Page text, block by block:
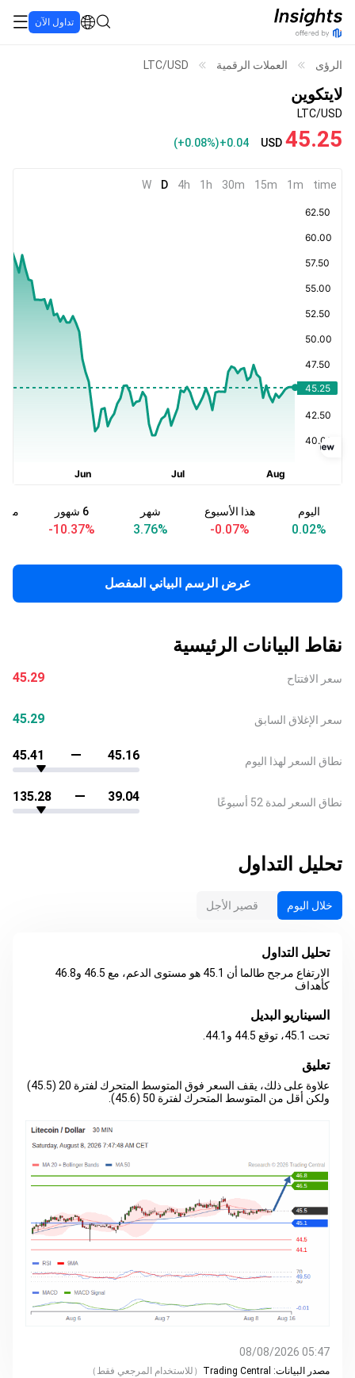
تداول الآن
الرؤى العملات الرقمية LTC/USD
لايتكوين
LTC/USD
45.25
USD
+0.04
(+0.08%)
time
1m
15m
30m
1h
4h
D
W
اليوم
0.02%
هذا الأسبوع
-0.07%
شهر
3.76%
6 شهور
-10.37%
منذ
عرض الرسم البياني المفصل
نقاط البيانات الرئيسية
سعر الافتتاح
سعر الإغلاق السابق
نطاق السعر لهذا اليوم
نطاق السعر لمدة 52 أسبوعًا
45.29
45.29
45.16
45.41
39.04
135.28
تحليل التداول
خلال اليوم قصير الأجل
05:47 08/08/2026
مصدر البيانات: Trading Central
（ للاستخدام المرجعي فقط ）
تحليل التداول
الارتفاع مرجح طالما أن 45.1 هو مستوى الدعم، مع 46.5 و46.8
كأهداف
السيناريو البديل
تحت 45.1، توقع 44.5 و44.1.
تعليق
علاوة على ذلك، يقف السعر فوق المتوسط المتحرك لفترة 20 (45.5)
ولكن أقل من المتوسط المتحرك لفترة 50 (45.6).